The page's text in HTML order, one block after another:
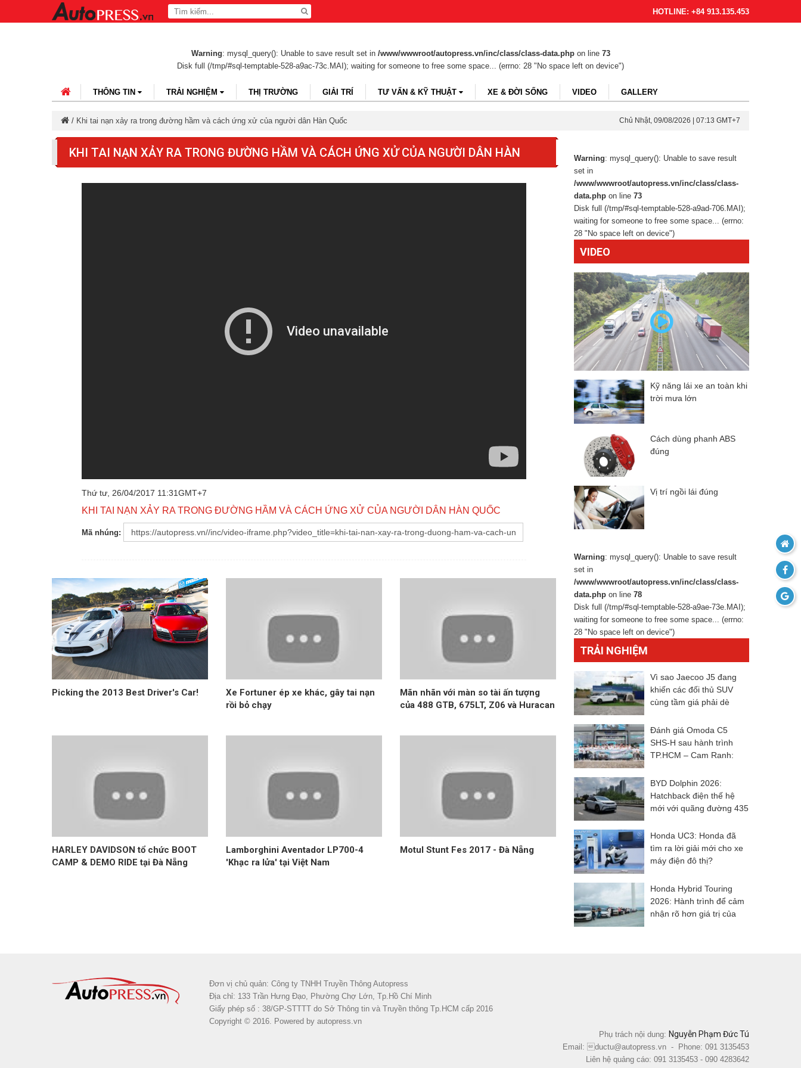
HOTLINE: +84 913.135.453
Warning: mysql_query(): Unable to save result set in /www/wwwroot/autopress.vn/inc/class/class-data.phpon line 73
Disk full (/tmp/#sql-temptable-528-a9ac-73c.MAI); waiting for someone to free some space... (errno: 28 "No space left on device")
THÔNG TIN TRẢI NGHIỆM THỊ TRƯỜNG GIẢI TRÍ TƯ VẤN & KỸ THUẬT XE & ĐỜI SỐNG VIDEO GALLERY
Chủ Nhật, 09/08/2026 | 07:13 GMT+7
/ Khi tai nạn xảy ra trong đường hầm và cách ứng xử của người dân Hàn Quốc
KHI TAI NẠN XẢY RA TRONG ĐƯỜNG HẦM VÀ CÁCH ỨNG XỬ CỦA NGƯỜI DÂN HÀN
QUỐC
Thứ tư, 26/04/2017 11:31GMT+7
KHI TAI NẠN XẢY RA TRONG ĐƯỜNG HẦM VÀ CÁCH ỨNG XỬ CỦA NGƯỜI DÂN HÀN QUỐC
Mã nhúng:
Picking the 2013 Best Driver's Car!
Xe Fortuner ép xe khác, gây tai nạn
rồi bỏ chạy
Mãn nhãn với màn so tài ấn tượng
của 488 GTB, 675LT, Z06 và Huracan
HARLEY DAVIDSON tổ chức BOOT
CAMP & DEMO RIDE tại Đà Nẵng
Lamborghini Aventador LP700-4
'Khạc ra lửa' tại Việt Nam
Motul Stunt Fes 2017 - Đà Nẵng
Warning: mysql_query(): Unable to save result
set in
/www/wwwroot/autopress.vn/inc/class/class-
data.php on line 73
Disk full (/tmp/#sql-temptable-528-a9ad-706.MAI);
waiting for someone to free some space... (errno:
28 "No space left on device")
VIDEO
Kỹ năng lái xe an toàn khi
trời mưa lớn
Cách dùng phanh ABS
đúng
Vị trí ngồi lái đúng
Warning: mysql_query(): Unable to save result
set in
/www/wwwroot/autopress.vn/inc/class/class-
data.php on line 78
Disk full (/tmp/#sql-temptable-528-a9ae-73e.MAI);
waiting for someone to free some space... (errno:
28 "No space left on device")
TRẢI NGHIỆM
Vì sao Jaecoo J5 đang
khiến các đối thủ SUV
cùng tầm giá phải dè
Đánh giá Omoda C5
SHS-H sau hành trình
TP.HCM – Cam Ranh:
nghiệm
BYD Dolphin 2026:
Hatchback điện thế hệ
mới với quãng đường 435
và giá từ 499 triệu đồng
Honda UC3: Honda đã
tìm ra lời giải mới cho xe
máy điện đô thị?
Honda Hybrid Touring
2026: Hành trình để cảm
nhận rõ hơn giá trị của
Đơn vị chủ quản: Công ty TNHH Truyền Thông Autopress
Địa chỉ: 133 Trần Hưng Đạo, Phường Chợ Lớn, Tp.Hồ Chí Minh
Giấy phép số : 38/GP-STTTT do Sở Thông tin và Truyền thông Tp.HCM cấp 2016
Copyright © 2016. Powered by autopress.vn
Phụ trách nội dung: Nguyễn Phạm Đức Tú
Email: ductu@autopress.vn - Phone: 091 3135453
Liên hệ quảng cáo: 091 3135453 - 090 4283642‬‬